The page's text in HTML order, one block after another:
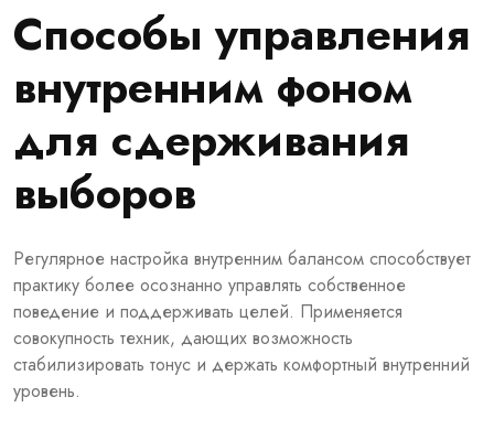
Способы управления
внутренним фоном
для сдерживания
выборов
Регулярное настройка внутренним балансом способствует
практику более осознанно управлять собственное
поведение и поддерживать целей. Применяется
совокупность техник, дающих возможность
стабилизировать тонус и держать комфортный внутренний
уровень.